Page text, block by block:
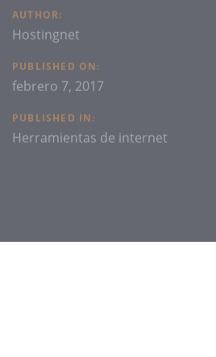
AUTHOR:
Hostingnet
PUBLISHED ON:
febrero 7, 2017
PUBLISHED IN:
Herramientas de internet